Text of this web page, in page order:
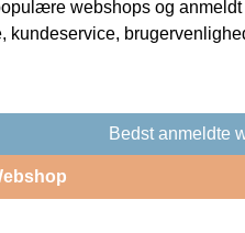
webshops og
kundeservice,
Bedst anmeldte